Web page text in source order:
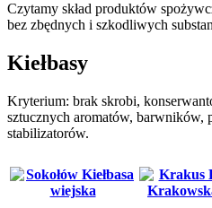
Czytamy skład produktów
bez zbędnych i szkodliwych
Kiełbasy
Kryterium: brak skrobi,
sztucznych aromatów, barwników,
stabilizatorów.